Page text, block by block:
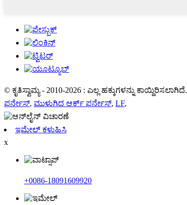
© ಕೃತಿಸ್ವಾಮ್ಯ - 2010-2026 : ಎಲ್ಲ ಹಕ್ಕುಗಳನ್ನು ಕಾಯ್ದಿರಿಸಲಾಗಿದೆ.
ಫರ್ನೇಸ್, ಮುಳುಗಿದ ಆರ್ಕ್ ಫರ್ನೇಸ್, LF,
ಇಮೇಲ್ ಕಳುಹಿಸಿ
x
+0086-18091609920